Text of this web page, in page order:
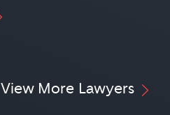
View More Lawyers